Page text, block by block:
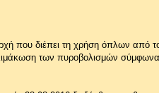
που διέπει τη χρήση όπλων από
των πυροβολισμών